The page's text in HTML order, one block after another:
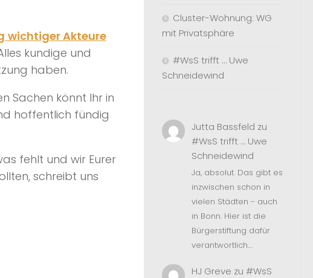
wichtiger Akteure
kundige und
haben.
Sachen könnt Ihr in
hoffentlich fündig
fehlt und wir Eurer
schreibt uns
Cluster-Wohnung: WG
mit Privatsphäre
#WsS trifft … Uwe
Schneidewind
Jutta Bassfeld zu
#WsS trifft … Uwe
Schneidewind
Ja, absolut. Das gibt es
inzwischen schon in
vielen Städten - auch
in Bonn. Hier ist die
Bürgerstiftung dafür
verantwortlich.…
HJ Greve zu #WsS